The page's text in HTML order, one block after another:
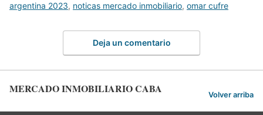
argentina 2023, noticas mercado inmobiliario, omar cufre
Deja un comentario
MERCADO INMOBILIARIO CABA Volver arriba